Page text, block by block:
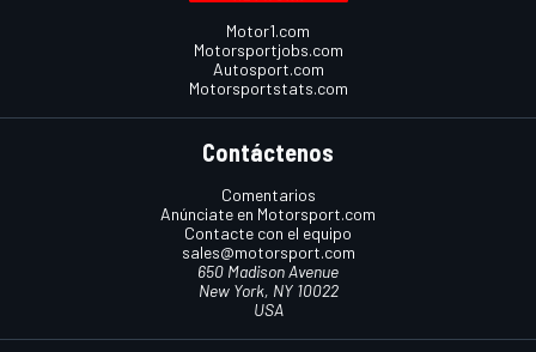
Motor1.com
Motorsportjobs.com
Autosport.com
Motorsportstats.com
Contáctenos
Comentarios
Anúnciate en Motorsport.com
Contacte con el equipo
sales@motorsport.com
650 Madison Avenue
New York, NY 10022
USA